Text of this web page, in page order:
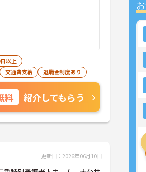
以上
交通費支給 退職金制度あり
料 紹介してもらう
更新日：2026年06月10日